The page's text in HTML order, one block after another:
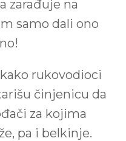
zarađuje na
samo dali ono
rukovodioci
činjenicu da
za kojima
pa i belkinje.